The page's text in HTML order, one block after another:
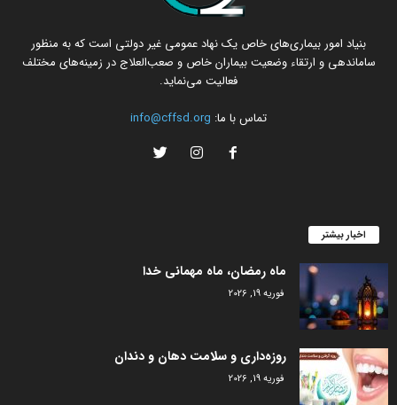
بنیاد امور بیماری‌های خاص یک نهاد عمومی غیر دولتی است که به منظور
ساماندهی و ارتقاء وضعیت بیماران خاص و صعب‌العلاج در زمینه‌های مختلف
فعالیت می‌نماید.
تماس با ما: info@cffsd.org
اخبار بیشتر
ماه رمضان، ماه مهمانی خدا
فوریه 19, 2026
روزه‌داری و سلامت دهان و دندان
فوریه 19, 2026